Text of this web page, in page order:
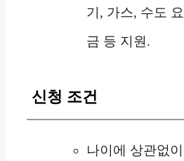
기, 가스, 수도 요
금 등 지원.
신청 조건
나이에 상관없이